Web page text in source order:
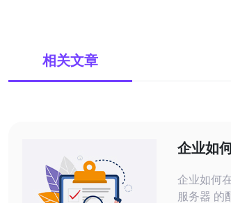
相关文章
企业如
企业如何
服务器 的配套要求